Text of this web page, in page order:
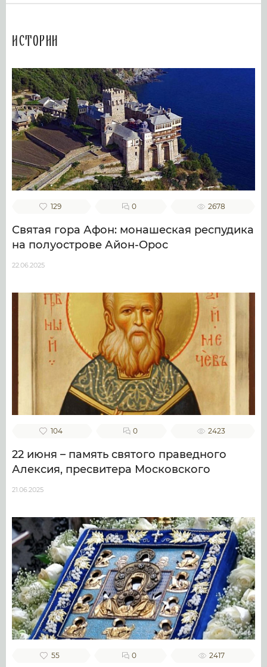
Истории
129 0 2678
Святая гора Афон: монашеская респудика
на полуострове Айон-Орос
22.06.2025
104 0 2423
22 июня – память святого праведного
Алексия, пресвитера Московского
21.06.2025
55 0 2417